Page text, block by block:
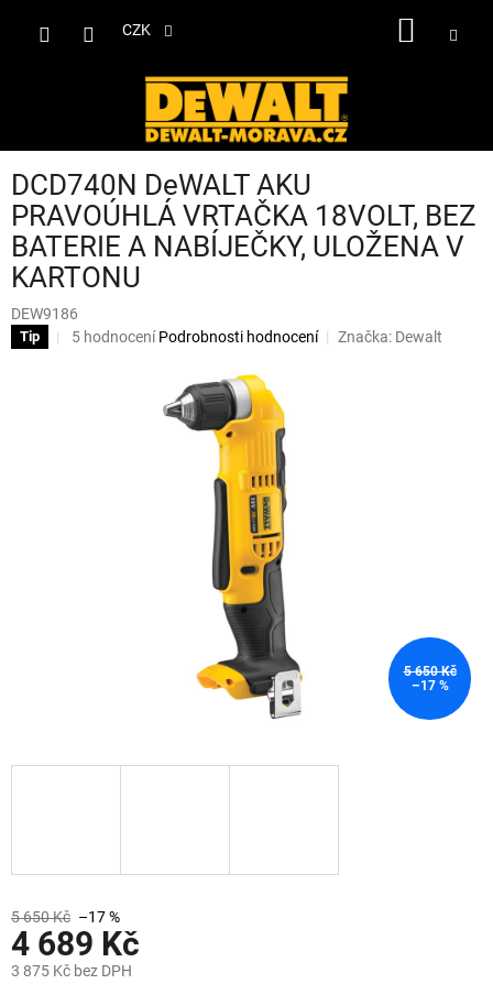
CZK
DCD740N DeWALT AKU
PRAVOÚHLÁ VRTAČKA 18VOLT, BEZ
BATERIE A NABÍJEČKY, ULOŽENA V
KARTONU
DEW9186
Tip
Průměrné
5 hodnocení Podrobnosti hodnocení Značka: Dewalt
5 650 Kč
–17 %
5 650 Kč –17 %
4 689 Kč
3 875 Kč bez DPH